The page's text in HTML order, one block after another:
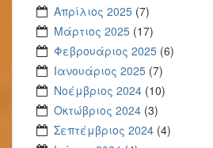
Απρίλιος 2025 (7)
Μάρτιος 2025 (17)
Φεβρουάριος 2025 (6)
Ιανουάριος 2025 (7)
Νοέμβριος 2024 (10)
Οκτώβριος 2024 (3)
Σεπτέμβριος 2024 (4)